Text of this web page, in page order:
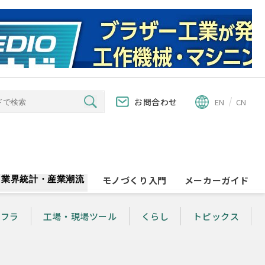
お問合わせ EN CN
業界統計・産業潮流 モノづくり入門 メーカーガイド
ラ 工場・現場ツール くらし トピックス